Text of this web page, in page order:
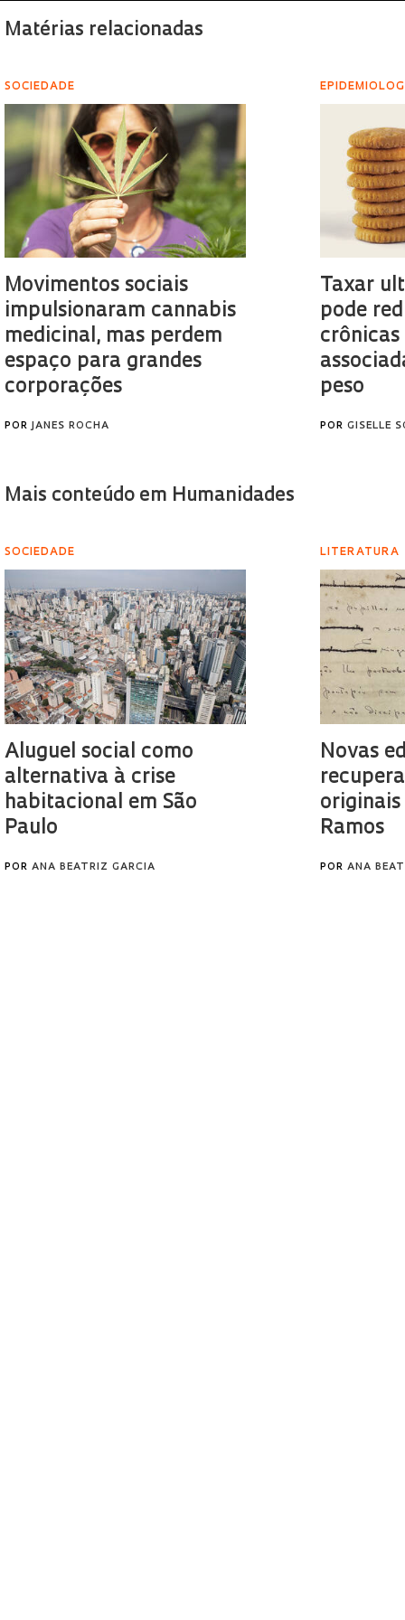
Matérias relacionadas
SOCIEDADE
Movimentos sociais
impulsionaram cannabis
medicinal, mas perdem
espaço para grandes
corporações
PORJANES ROCHA
Taxar
pode
crônicas
peso
PORGISELLE
Mais conteúdo em Humanidades
SOCIEDADE
Aluguel social como
alternativa à crise
habitacional em São
Paulo
POR ANA BEATRIZ GARCIA
LITERATURA
Novas
originais
Ramos
PORANA